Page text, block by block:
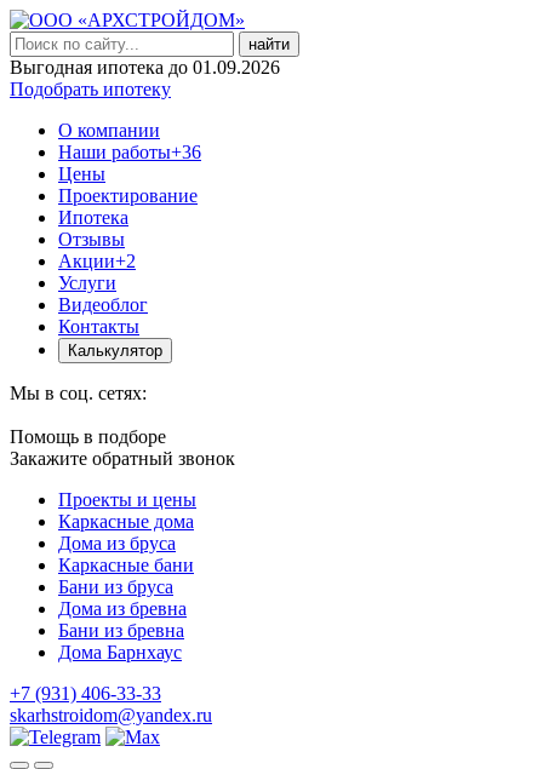
найти
Выгодная ипотека до 01.09.2026
Подобрать ипотеку
О компании
Наши работы+36
Цены
Проектирование
Ипотека
Отзывы
Акции+2
Услуги
Видеоблог
Контакты
Калькулятор
Мы в соц. сетях:
Помощь в подборе
Закажите обратный звонок
Проекты и цены
Каркасные дома
Дома из бруса
Каркасные бани
Бани из бруса
Дома из бревна
Бани из бревна
Дома Барнхаус
+7 (931) 406-33-33
skarhstroidom@yandex.ru